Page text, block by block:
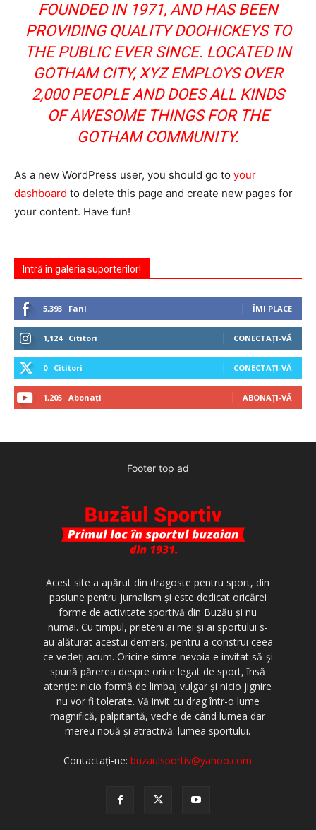
FOUNDED IN 1971, AND HAS BEEN
PROVIDING QUALITY DOOHICKEYS TO
THE PUBLIC EVER SINCE. LOCATED IN
GOTHAM CITY, XYZ EMPLOYS OVER
2,000 PEOPLE AND DOES ALL KINDS
OF AWESOME THINGS FOR THE
GOTHAM COMMUNITY.
As a new WordPress user, you should go to your
dashboard to delete this page and create new pages for
your content. Have fun!
Intră în galeria suporterilor!
5,393 Fani ÎMI PLACE
1,124 Cititori CONECTAȚI-VĂ
0 Cititori CONECTAȚI-VĂ
1,205 Abonați ABONAȚI-VĂ
Footer top ad
Acest site a apărut din dragoste pentru sport, din
pasiune pentru jurnalism şi este dedicat oricărei
forme de activitate sportivă din Buzău şi nu
numai. Cu timpul, prieteni ai mei şi ai sportului s-
au alăturat acestui demers, pentru a construi ceea
ce vedeţi acum. Oricine simte nevoia e invitat să-şi
spună părerea despre orice legat de sport, însă
atenţie: nicio formă de limbaj vulgar şi nicio jignire
nu vor fi tolerate. Vă invit cu drag într-o lume
magnifică, palpitantă, veche de când lumea dar
mereu nouă şi atractivă: lumea sportului.
Contactați-ne:buzaulsportiv@yahoo.com